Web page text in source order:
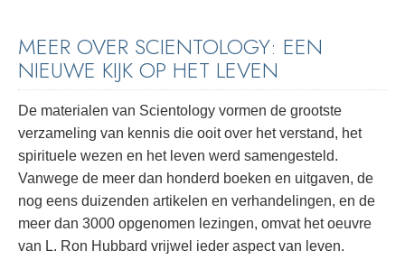
MEER OVER SCIENTOLOGY: EEN
NIEUWE KIJK OP HET LEVEN
De materialen van Scientology vormen de grootste
verzameling van kennis die ooit over het verstand, het
spirituele wezen en het leven werd samengesteld.
Vanwege de meer dan honderd boeken en uitgaven, de
nog eens duizenden artikelen en verhandelingen, en de
meer dan 3000 opgenomen lezingen, omvat het oeuvre
van L. Ron Hubbard vrijwel ieder aspect van leven.